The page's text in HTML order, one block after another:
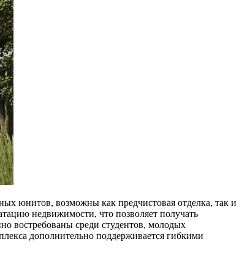
юнитов, возможны как предчистовая отделка, так и
недвижимости, что позволяет получать
востребованы среди студентов, молодых
дополнительно поддерживается гибкими